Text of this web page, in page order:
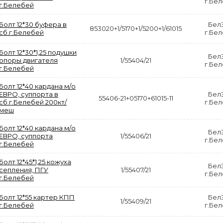
КОР
ВЕДОМЫЙ КЛАССИК
РАСПРОДАЖА
10*12ОТВ., Д.102*86
г.Белебей
Болт 12*30 буфера в
сб.г.Белебей
853020+1/5170+1/5200+1/61015
Болт 12*30*1,25 подушки
опоры двигателя
г.Белебей
1/55404/21
Болт 12*40 кардана м/о
ЕВРО, суппорта в
сб.г.Белебей 200кт/
меш
55406-21+05170+61015-11
Болт 12*40 кардана м/о
ЕВРО, суппорта
г.Белебей
1/55406/21
Болт 12*45*1,25 кожуха
сепления, ПГУ
г.Белебей
1/55407/21
Болт 12*55 картер КПП
г.Белебей
1/55409/21